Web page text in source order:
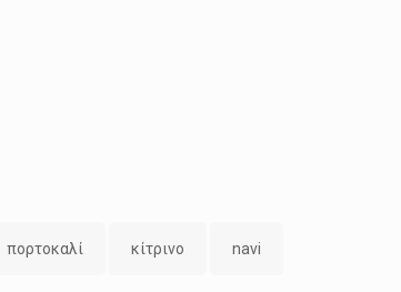
πορτοκαλί κίτρινο navi